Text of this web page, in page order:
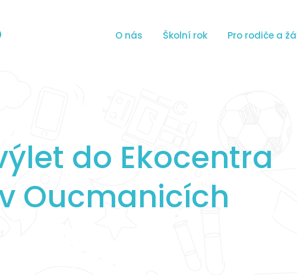
O nás Školní rok Pro rodiče a
do Ekocentra
Oucmanicích